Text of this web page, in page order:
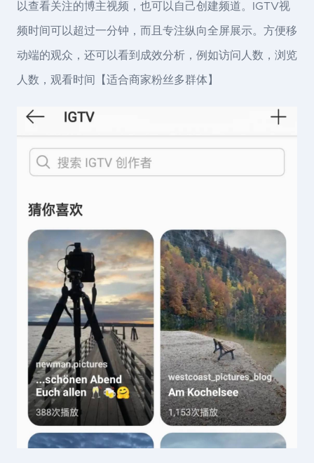
以查看关注的博主视频，也可以自己创建频道。IGTV视
频时间可以超过一分钟，而且专注纵向全屏展示。方便移
动端的观众，还可以看到成效分析，例如访问人数，浏览
人数，观看时间【适合商家粉丝多群体】